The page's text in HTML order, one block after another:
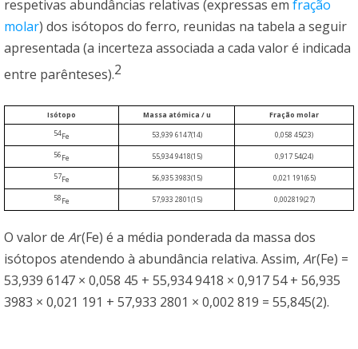
respetivas abundâncias relativas (expressas em fração
molar) dos isótopos do ferro, reunidas na tabela a seguir
apresentada (a incerteza associada a cada valor é indicada
entre parênteses).2
Isótopo Massa atómica / u
Fração molar
54Fe 53,939 6147(14) 0,058 45(23)
56Fe 55,934 9418(15) 0,917 54(24)
57Fe 56,935 3983(15) 0,021 191(65)
58Fe 57,933 2801(15) 0,002819(27)
O valor de Ar(Fe) é a média ponderada da massa dos
isótopos atendendo à abundância relativa. Assim, Ar(Fe) =
53,939 6147 × 0,058 45 + 55,934 9418 × 0,917 54 + 56,935
3983 × 0,021 191 + 57,933 2801 × 0,002 819 = 55,845(2).